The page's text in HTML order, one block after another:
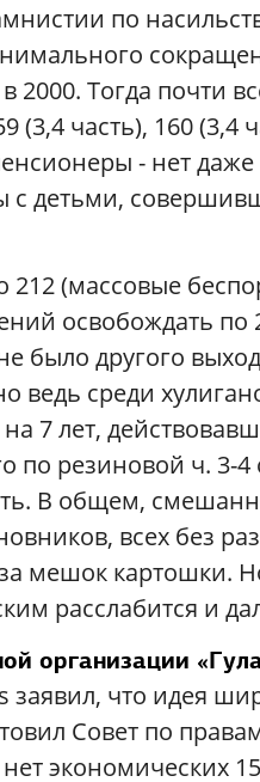
по
2000. Тогда почти
(3,4 часть), 160
- нет
детьми,
(массовые
освобождать по
было другого
ведь среди
7 лет,
резиновой ч. 3-4
В общем,
всех без
мешок картошки.
расслабится и
организации
заявил, что идея
Совет по
экономических